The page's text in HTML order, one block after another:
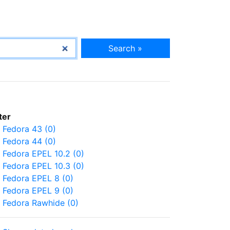
Search »
Fedora 43 (0)
Fedora 44 (0)
Fedora EPEL 10.2 (0)
Fedora EPEL 10.3 (0)
Fedora EPEL 8 (0)
Fedora EPEL 9 (0)
Fedora Rawhide (0)